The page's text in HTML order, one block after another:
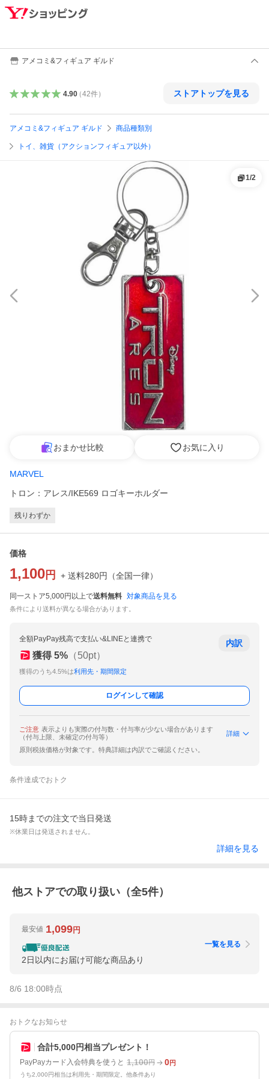
アメコミ&フィギュア ギルド
4.90（42件） ストアトップを見る
アメコミ&フィギュア ギルド 商品種類別
トイ、雑貨（アクションフィギュア以外）
1/2
おまかせ比較 お気に入り
MARVEL
トロン：アレス/IKE569 ロゴキーホルダー
残りわずか
価格
1,100 円 + 送料280円 （全国一律）
同一ストア5,000円以上で送料無料 対象商品を見る
条件により送料が異なる場合があります。
全額PayPay残高で支払い&LINEと連携で
獲得 5% （50pt）
獲得のうち4.5%は利用先・期間限定
内訳
ログインして確認
ご注意 表示よりも実際の付与数・付与率が少ない場合があります
（付与上限、未確定の付与等）
詳細
原則税抜価格が対象です。特典詳細は内訳でご確認ください。
条件達成でおトク
15時までの注文で当日発送
※休業日は発送されません。
詳細を見る
他ストアでの取り扱い（全5件）
最安値 1,099円
2日以内にお届け可能な商品あり
一覧を見る
8/6 18:00時点
おトクなお知らせ
合計5,000円相当プレゼント！
PayPayカード入会特典を使うと 1,100円 0円
うち2,000円相当は利用先・期間限定。他条件あり